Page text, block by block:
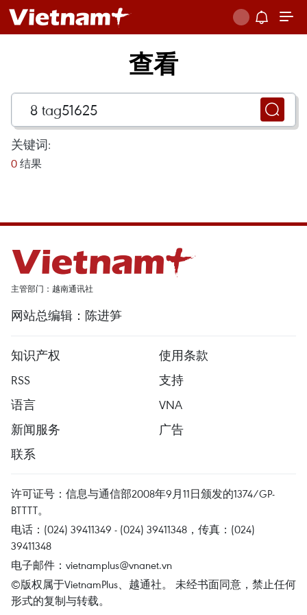
查看
关键词:
0 结果
主管部门：越南通讯社
网站总编辑：陈进笋
知识产权
使用条款
RSS
支持
语言
VNA
新闻服务
广告
联系
许可证号：信息与通信部2008年9月11日颁发的1374/GP-
BTTTT。
电话：(024) 39411349 - (024) 39411348，传真：(024)
39411348
电子邮件： vietnamplus@vnanet.vn
©版权属于VietnamPlus、越通社。 未经书面同意，禁止任何
形式的复制与转载。